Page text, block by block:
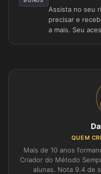
Assista no seu
precisar e
a mais. Seu
QUEM
Mais de 10 anos
Criador do Método
alunas. Nota 9.4 de